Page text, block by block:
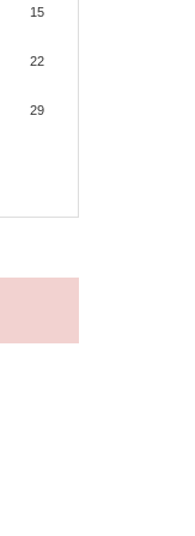
15
22
29